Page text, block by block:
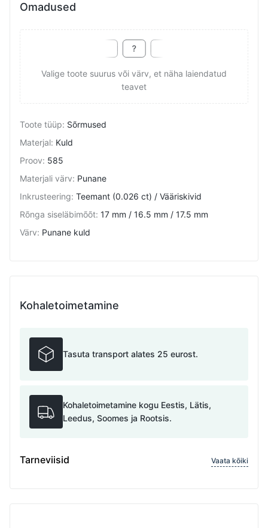
Omadused
Valige toote suurus või värv, et näha laiendatud
teavet
Toote tüüp: Sõrmused
Materjal: Kuld
Proov: 585
Materjali värv: Punane
Inkrusteering: Teemant (0.026 ct) / Vääriskivid
Rõnga siseläbimõõt: 17 mm / 16.5 mm / 17.5 mm
Värv: Punane kuld
Kohaletoimetamine
Tasuta transport alates 25 eurost.
Kohaletoimetamine kogu Eestis, Lätis,
Leedus, Soomes ja Rootsis.
Tarneviisid Vaata kõiki